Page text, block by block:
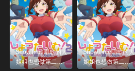
ShowTime唱歌的大
姐姐也想做第二季_
ShowTime唱歌的大
姐姐也想做第二季_